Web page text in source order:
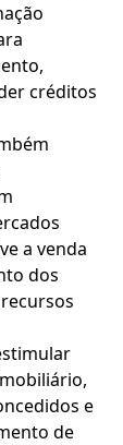
créditos
a venda
dos
e
de